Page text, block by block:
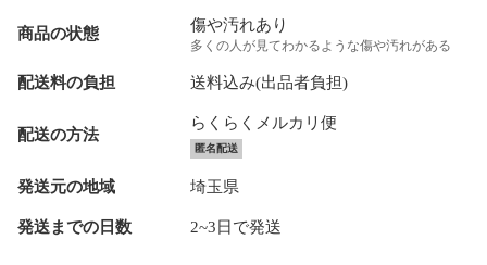
商品の状態 傷や汚れあり
多くの人が見てわかるような傷や汚れがある
配送料の負担 送料込み(出品者負担)
配送の方法
らくらくメルカリ便
匿名配送
発送元の地域 埼玉県
発送までの日数 2~3日で発送